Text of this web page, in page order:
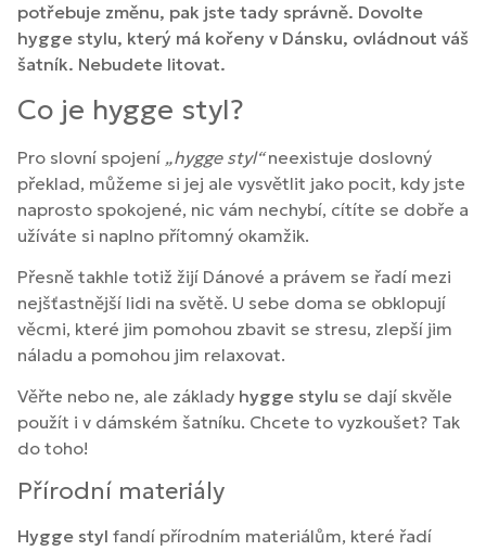
potřebuje změnu, pak jste tady správně. Dovolte
hygge stylu, který má kořeny v Dánsku, ovládnout váš
šatník. Nebudete litovat.
Co je hygge styl?
Pro slovní spojení „hygge styl“neexistuje doslovný
překlad, můžeme si jej ale vysvětlit jako pocit, kdy jste
naprosto spokojené, nic vám nechybí, cítíte se dobře a
užíváte si naplno přítomný okamžik.
Přesně takhle totiž žijí Dánové a právem se řadí mezi
nejšťastnější lidi na světě. U sebe doma se obklopují
věcmi, které jim pomohou zbavit se stresu, zlepší jim
náladu a pomohou jim relaxovat.
Věřte nebo ne, ale základy hygge stylu se dají skvěle
použít i v dámském šatníku. Chcete to vyzkoušet? Tak
do toho!
Přírodní materiály
Hygge styl fandí přírodním materiálům, které řadí